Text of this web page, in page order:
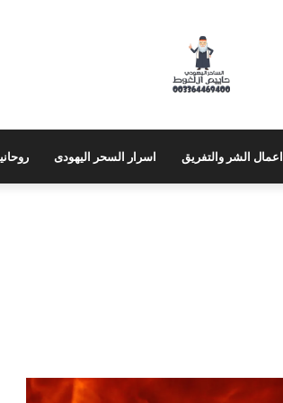
اعمال الشر والتفريق اسرار السحر اليهودى